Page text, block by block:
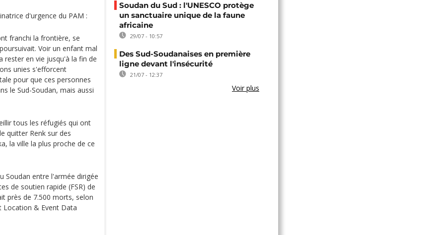
d'urgence du PAM :
franchi la frontière, se
Voir un enfant mal
rester en vie jusqu'à la fin de
unies s'efforcent
pour que ces personnes
le Sud-Soudan, mais aussi
tous les réfugiés qui ont
quitter Renk sur des
la ville la plus proche de ce
Soudan entre l'armée dirigée
de soutien rapide (FSR) de
près de 7.500 morts, selon
Location & Event Data
Soudan du Sud : l'UNESCO protège
un sanctuaire unique de la faune
africaine
29/07 - 10:57
Des Sud-Soudanaises en première
ligne devant l'insécurité
21/07 - 12:37
Voir plus